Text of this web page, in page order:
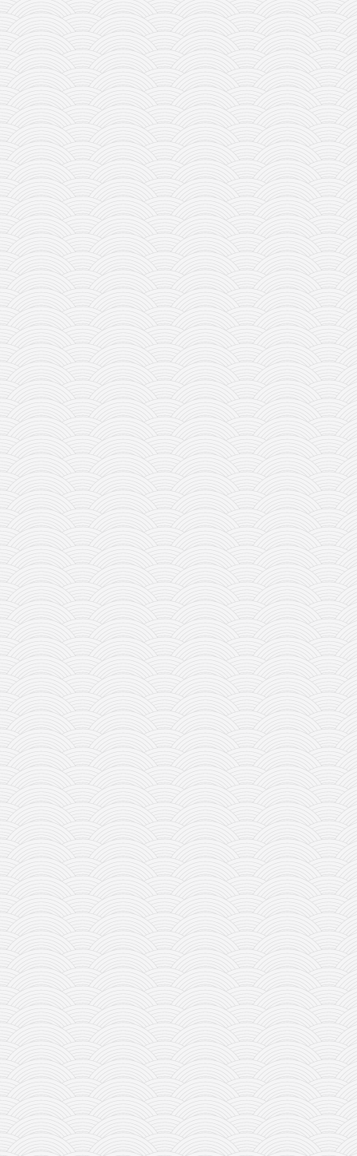
članarina
kontakt
besplatna e-knjiga
termini treninga
moja priča
moja priča
fotke
kontakt